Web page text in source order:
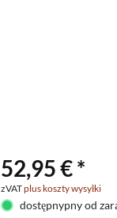
52,95 € *
zVATplus koszty wysyłki
dostępnypny od